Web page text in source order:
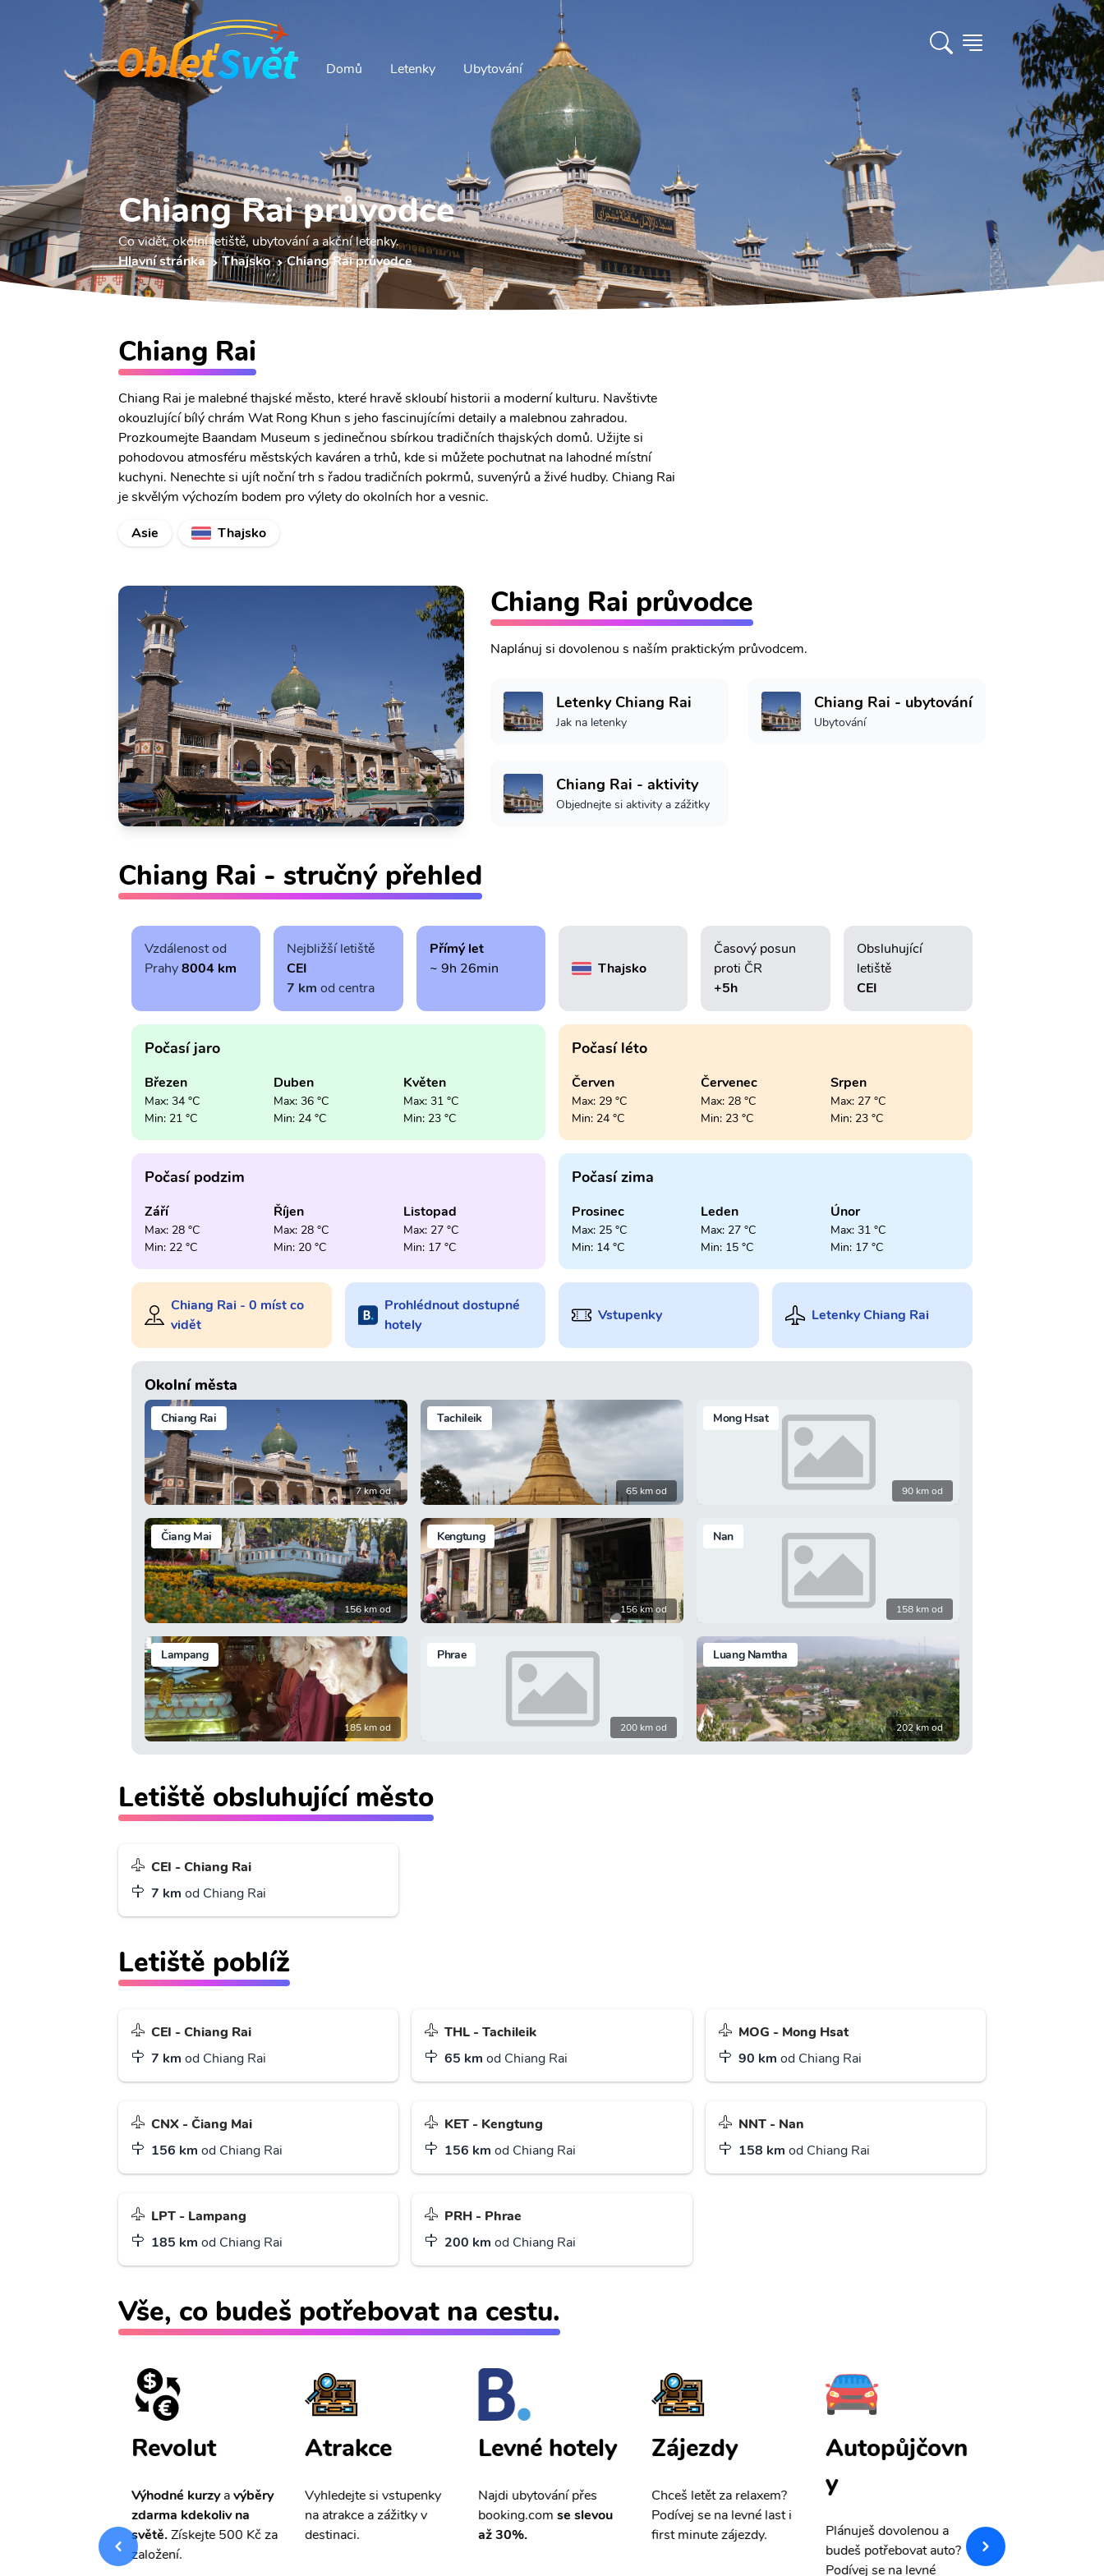
Domů Letenky Ubytování
Chiang Rai průvodce
Co vidět, okolní letiště, ubytování a akční letenky.
Hlavní stránka
Thajsko Chiang Rai průvodce
Chiang Rai
Chiang Rai je malebné thajské město, které hravě skloubí historii a moderní kulturu. Navštivte
okouzlující bílý chrám Wat Rong Khun s jeho fascinujícími detaily a malebnou zahradou.
Prozkoumejte Baandam Museum s jedinečnou sbírkou tradičních thajských domů. Užijte si
pohodovou atmosféru městských kaváren a trhů, kde si můžete pochutnat na lahodné místní
kuchyni. Nenechte si ujít noční trh s řadou tradičních pokrmů, suvenýrů a živé hudby. Chiang Rai
je skvělým výchozím bodem pro výlety do okolních hor a vesnic.
Asie
Thajsko
Chiang Rai průvodce
Naplánuj si dovolenou s naším praktickým průvodcem.
Letenky Chiang Rai
Jak na letenky
Chiang Rai - ubytování
Ubytování
Chiang Rai - aktivity
Objednejte si aktivity a zážitky
Chiang Rai - stručný přehled
Vzdálenost od
Prahy8004 km
Nejbližší letiště
CEI
7 km od centra
Přímý let
~ 9h 26min
Thajsko
Časový posun
proti ČR
+5h
Obsluhující
letiště
CEI
Počasí jaro
Březen
Max: 34 °C
Min: 21 °C
Duben
Max: 36 °C
Min: 24 °C
Květen
Max: 31 °C
Min: 23 °C
Počasí léto
Červen
Max: 29 °C
Min: 24 °C
Červenec
Max: 28 °C
Min: 23 °C
Srpen
Max: 27 °C
Min: 23 °C
Počasí podzim
Září
Max: 28 °C
Min: 22 °C
Říjen
Max: 28 °C
Min: 20 °C
Listopad
Max: 27 °C
Min: 17 °C
Počasí zima
Prosinec
Max: 25 °C
Min: 14 °C
Leden
Max: 27 °C
Min: 15 °C
Únor
Max: 31 °C
Min: 17 °C
Chiang Rai - 0 míst co
vidět
Prohlédnout dostupné
hotely
Vstupenky Letenky Chiang Rai
Okolní města
Chiang Rai
7 km od
Tachileik
65 km od
Mong Hsat
90 km od
Čiang Mai
156 km od
Kengtung
156 km od
Nan
158 km od
Lampang
185 km od
Phrae
200 km od
Luang Namtha
202 km od
Letiště obsluhující město
CEI - Chiang Rai
7 km od Chiang Rai
Letiště poblíž
CEI - Chiang Rai
7 km od Chiang Rai
THL - Tachileik
65 km od Chiang Rai
MOG - Mong Hsat
90 km od Chiang Rai
CNX - Čiang Mai
156 km od Chiang Rai
KET - Kengtung
156 km od Chiang Rai
NNT - Nan
158 km od Chiang Rai
LPT - Lampang
185 km od Chiang Rai
PRH - Phrae
200 km od Chiang Rai
Vše, co budeš potřebovat na cestu.
Revolut
Výhodné kurzyavýběry
zdarma kdekoliv na
světě.Získejte 500 Kč za
založení.
Atrakce
Vyhledejte si vstupenky
na atrakce a zážitky v
destinaci.
Levné hotely
Najdi ubytování přes
booking.comse slevou
až 30%.
Zájezdy
Chceš letět za relaxem?
Podívej se na levné last i
first minute zájezdy.
Autopůjčovn
y
Plánuješ dovolenou a
budeš potřebovat auto?
Podívej se na levné
pojištění a
storno.